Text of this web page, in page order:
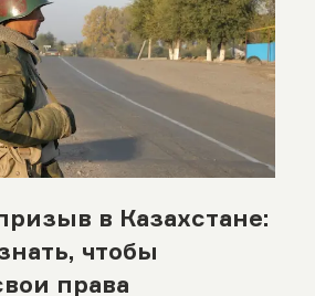
в Казахстане:
чтобы
права